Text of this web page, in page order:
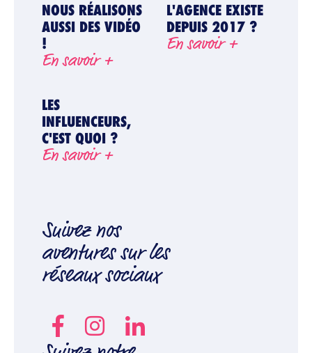
NOUS RÉALISONS
AUSSI DES VIDÉO
!
En savoir +
L'AGENCE EXISTE
DEPUIS 2017 ?
En savoir +
LES
INFLUENCEURS,
C'EST QUOI ?
En savoir +
Suivez nos
aventures sur les
réseaux sociaux